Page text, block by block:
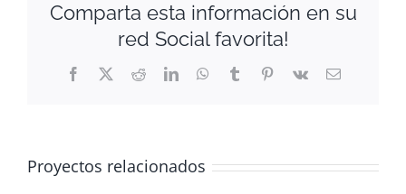
Comparta esta información en su
red Social favorita!
Facebook
X RedditLinkedInWhatsApp
TumblrPinterest
Vk
Correo
Proyectos relacionados